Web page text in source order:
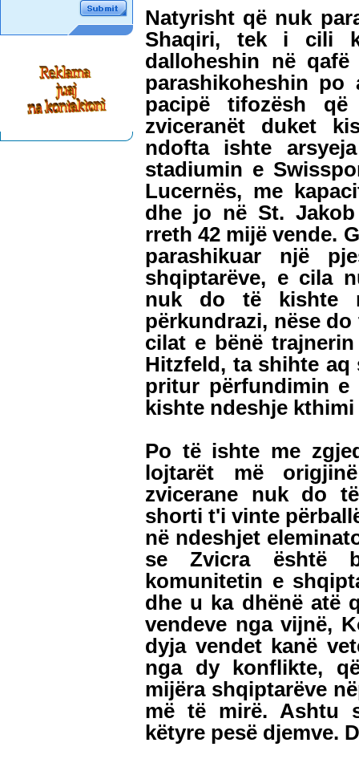
Natyrisht që nuk
Shaqiri, tek i cili
dalloheshin në
parashikoheshin
pacipë tifozësh
zviceranët duket
ndofta ishte
stadiumin e
Lucernës, me
dhe jo në St.
rreth 42 mijë vende.
parashikuar një
shqiptarëve, e cila
nuk do të kishte
përkundrazi, nëse
cilat e bënë
Hitzfeld, ta shihte aq
pritur përfundimin e
kishte ndeshje
Po të ishte me
lojtarët më
zvicerane nuk do
shorti t'i vinte
në ndeshjet
se Zvicra është
komunitetin e
dhe u ka dhënë atë
vendeve nga vijnë,
dyja vendet kanë
nga dy konflikte,
mijëra shqiptarëve
më të mirë. Ashtu
këtyre pesë djemve.